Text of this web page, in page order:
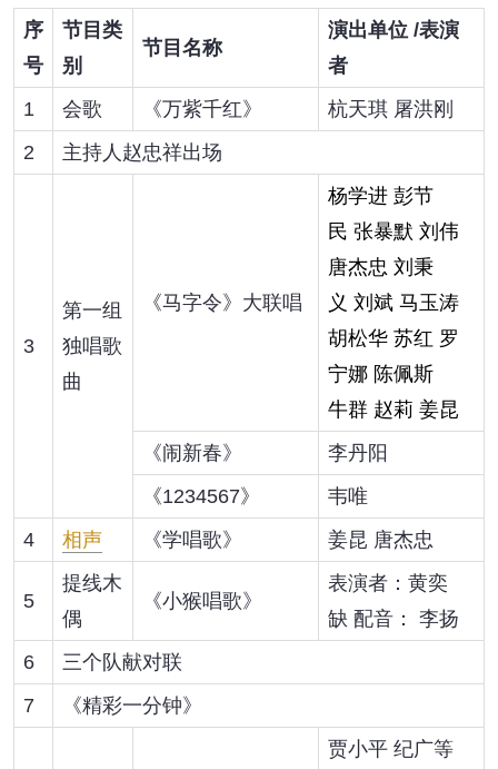
序
号
节目类
别
节目名称
演出单位 /表演
者
1
会歌 《万紫千红》
杭天琪 屠洪刚
2
主持人赵忠祥出场
3
第一组
独唱歌
曲
《马字令》大联唱
杨学进 彭节
民 张暴默 刘伟
唐杰忠 刘秉
义 刘斌 马玉涛
胡松华 苏红 罗
宁娜 陈佩斯
牛群 赵莉 姜昆
《闹新春》
李丹阳
《1234567》
韦唯
4
相声 《学唱歌》 姜昆 唐杰忠
5
提线木
偶
《小猴唱歌》
表演者：黄奕
缺 配音： 李扬
6
三个队献对联
7
《精彩一分钟》
贾小平 纪广等